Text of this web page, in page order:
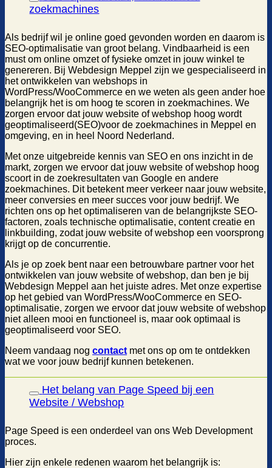
zoekmachines
Als bedrijf wil je online goed gevonden worden en daarom is
SEO-optimalisatie van groot belang. Vindbaarheid is een
must om online omzet of fysieke omzet in jouw winkel te
genereren. Bij Webdesign Meppel zijn we gespecialiseerd in
het ontwikkelen van webshops in
WordPress/WooCommerce en we weten als geen ander hoe
belangrijk het is om hoog te scoren in zoekmachines. We
zorgen ervoor dat jouw website of webshop hoog wordt
geoptimaliseerd(SEO)voor de zoekmachines in Meppel en
omgeving, en in heel Noord Nederland.
Met onze uitgebreide kennis van SEO en ons inzicht in de
markt, zorgen we ervoor dat jouw website of webshop hoog
scoort in de zoekresultaten van Google en andere
zoekmachines. Dit betekent meer verkeer naar jouw website,
meer conversies en meer succes voor jouw bedrijf. We
richten ons op het optimaliseren van de belangrijkste SEO-
factoren, zoals technische optimalisatie, content creatie en
linkbuilding, zodat jouw website of webshop een voorsprong
krijgt op de concurrentie.
Als je op zoek bent naar een betrouwbare partner voor het
ontwikkelen van jouw website of webshop, dan ben je bij
Webdesign Meppel aan het juiste adres. Met onze expertise
op het gebied van WordPress/WooCommerce en SEO-
optimalisatie, zorgen we ervoor dat jouw website of webshop
niet alleen mooi en functioneel is, maar ook optimaal is
geoptimaliseerd voor SEO.
Neem vandaag nog contact met ons op om te ontdekken
wat we voor jouw bedrijf kunnen betekenen.
Het belang van Page Speed bij een
Website / Webshop
Page Speed is een onderdeel van ons Web Development
proces.
Hier zijn enkele redenen waarom het belangrijk is: